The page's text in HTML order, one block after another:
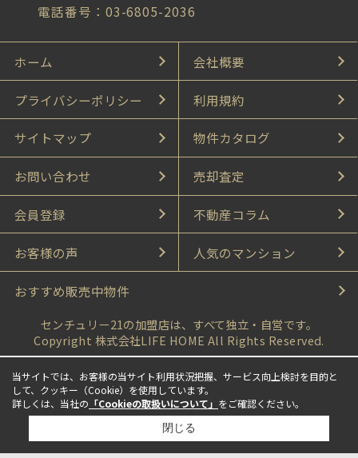
電話番号：03-6805-2036
ホーム 会社概要
プライバシーポリシー 利用規約
サイトマップ 物件カタログ
お問い合わせ 売却査定
会員登録 不動産コラム
お客様の声 人気のマンション
おすすめ販売中物件
センチュリー21の加盟店は、すべて独立・自営です。
Copyright 株式会社LIFE HOME All Rights Reserved.
当サイトでは、お客様の当サイト利用状況把握、サービス向上検討を目的と
して、クッキー（Cookie）を使用しています。
詳しくは、当社の 「Cookieの取扱いについて」 をご確認ください。
閉じる